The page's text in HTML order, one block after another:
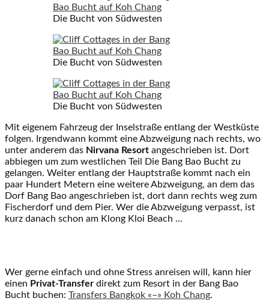
Die Bucht von Südwesten
Die Bucht von Südwesten
Die Bucht von Südwesten
Mit eigenem Fahrzeug der Inselstraße entlang der Westküste
folgen. Irgendwann kommt eine Abzweigung nach rechts, wo
unter anderem das Nirvana Resort angeschrieben ist. Dort
abbiegen um zum westlichen Teil Die Bang Bao Bucht zu
gelangen. Weiter entlang der Hauptstraße kommt nach ein
paar Hundert Metern eine weitere Abzweigung, an dem das
Dorf Bang Bao angeschrieben ist, dort dann rechts weg zum
Fischerdorf und dem Pier. Wer die Abzweigung verpasst, ist
kurz danach schon am Klong Kloi Beach …
Wer gerne einfach und ohne Stress anreisen will, kann hier
einen Privat-Transfer direkt zum Resort in der Bang Bao
Bucht buchen: Transfers Bangkok «–» Koh Chang.